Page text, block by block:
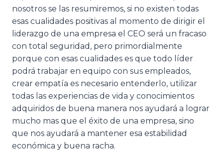
nosotros se las resumiremos, si no existen todas
esas cualidades positivas al momento de dirigir el
liderazgo de una empresa el CEO será un fracaso
con total seguridad, pero primordialmente
porque con esas cualidades es que todo líder
podrá trabajar en equipo con sus empleados,
crear empatía es necesario entenderlo, utilizar
todas las experiencias de vida y conocimientos
adquiridos de buena manera nos ayudará a lograr
mucho mas que el éxito de una empresa, sino
que nos ayudará a mantener esa estabilidad
económica y buena racha.